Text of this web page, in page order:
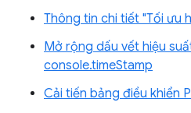
Thông tin chi tiết "Tối ưu
Mở rộng dấu vết hiệu
console.timeStamp
Cải tiến bảng điều khiển